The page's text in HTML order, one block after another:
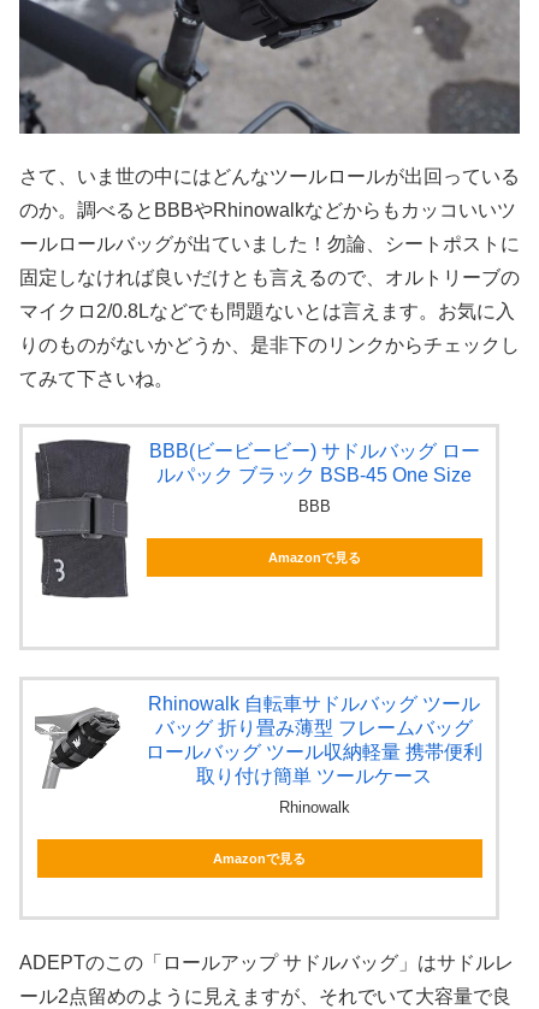
さて、いま世の中にはどんなツールロールが出回っている
のか。調べるとBBBやRhinowalkなどからもカッコいいツ
ールロールバッグが出ていました！勿論、シートポストに
固定しなければ良いだけとも言えるので、オルトリーブの
マイクロ2/0.8Lなどでも問題ないとは言えます。お気に入
りのものがないかどうか、是非下のリンクからチェックし
てみて下さいね。
BBB(ビービービー) サドルバッグ ロー
ルパック ブラック BSB-45 One Size
BBB
Amazonで見る
Rhinowalk 自転車サドルバッグ ツール
バッグ 折り畳み薄型 フレームバッグ
ロールバッグ ツール収納軽量 携帯便利
取り付け簡単 ツールケース
Rhinowalk
Amazonで見る
ADEPTのこの「ロールアップ サドルバッグ」はサドルレ
ール2点留めのように見えますが、それでいて大容量で良